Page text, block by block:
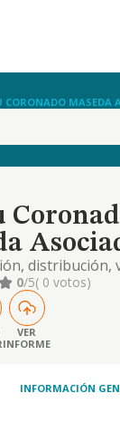
CORONADO MASEDA
distribución,
e importación
al por mayor y
negocio de
bares,
pubs
de
0/5( 0 votos)
VER
INFORME
INFORMACIÓN